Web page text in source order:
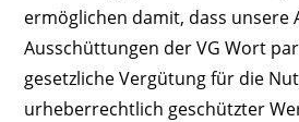
ermöglichen damit, dass unsere
Ausschüttungen der VG Wort
gesetzliche Vergütung für die
urheberrechtlich geschützter